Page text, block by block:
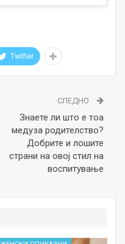
Twitter
СЛЕДНО
Знаете ли што е тоа
медуза родителство?
Добрите и лошите
страни на овој стил на
воспитување